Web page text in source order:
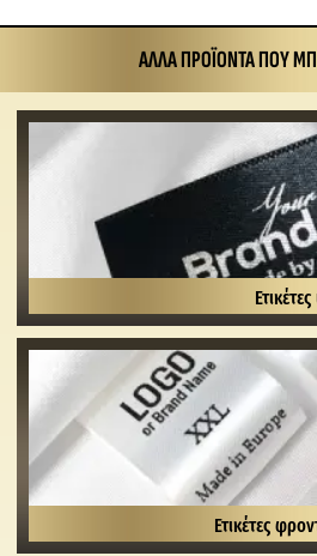
ΆΛΛΑ ΠΡΟΪΌΝΤΑ ΠΟΥ
Ετικέτες